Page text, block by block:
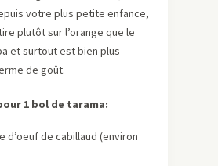
votre plus petite enfance,
plutôt sur l’orange que le
et surtout est bien plus
de goût.
1 bol de tarama:
d’oeuf de cabillaud (environ